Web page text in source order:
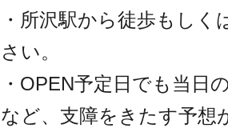
・所沢駅から徒歩もし
さい。
・OPEN予定日でも当日
など、支障をきたす予想